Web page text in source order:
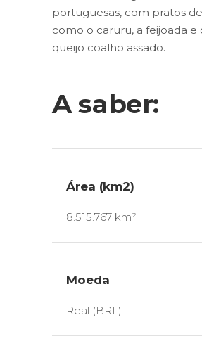
portuguesas, com pratos
como o caruru, a feijoada e
queijo coalho assado.
A saber:
Área (km2)
8.515.767 km²
Moeda
Real (BRL)